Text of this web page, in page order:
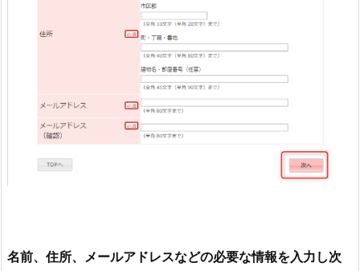
名前、住所、メールアドレスなどの必要な情報を入力し次